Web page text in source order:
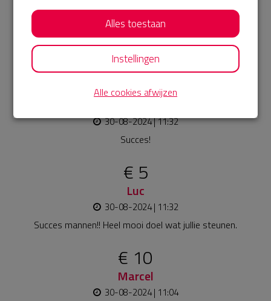
02-09-2024 | 13:50
Super Léon! Heel mooi dat jij loopt voor dromen van de
jongeren! Succes!
€ 15
30-08-2024 | 11:32
Succes!
€ 5
Luc
30-08-2024 | 11:32
Succes mannen!! Heel mooi doel wat jullie steunen.
€ 10
Marcel
30-08-2024 | 11:04
Alles toestaan
Instellingen
Alle cookies afwijzen